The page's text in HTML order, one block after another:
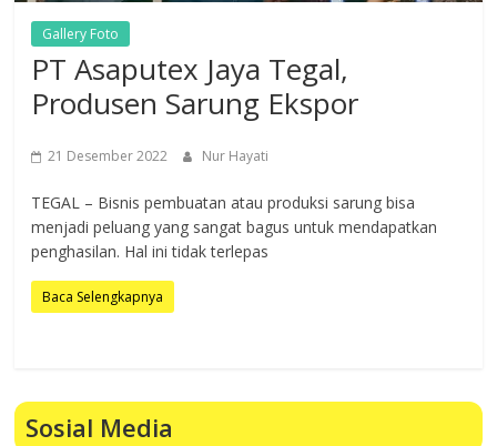
Gallery Foto
PT Asaputex Jaya Tegal,
Produsen Sarung Ekspor
21 Desember 2022 Nur Hayati
TEGAL – Bisnis pembuatan atau produksi sarung bisa
menjadi peluang yang sangat bagus untuk mendapatkan
penghasilan. Hal ini tidak terlepas
Baca Selengkapnya
Sosial Media